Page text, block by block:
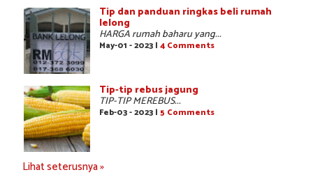
Tip dan panduan ringkas beli rumah
lelong
HARGA rumah baharu yang...
May-01 - 2023 | 4 Comments
Tip-tip rebus jagung
TIP-TIP MEREBUS...
Feb-03 - 2023 | 5 Comments
Lihat seterusnya »